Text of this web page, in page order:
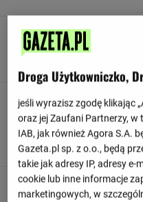
+ 5'
Dies Janse zmniejsza
90+ 5'
FC Utrecht rozpoczyna od
przeciwnika.
+ 5'
Droga Użytkowniczko,
jeśli wyrazisz zgodę klikając
oraz jej Zaufani Partnerzy, w
IAB, jak również Agora S.A.
Gazeta.pl sp. z o.o., będą
takie jak adresy IP, adresy
cookie lub inne informacje
marketingowych, w